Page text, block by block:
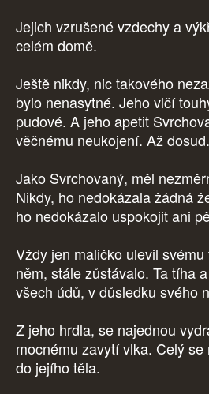
Jejich vzrušené vzdechy a
celém domě.
Ještě nikdy, nic takového
bylo nenasytné. Jeho vlčí
pudové. A jeho apetit
věčnému neukojení. Až dosud.
Jako Svrchovaný, měl
Nikdy, ho nedokázala žádná
ho nedokázalo uspokojit ani
Vždy jen maličko ulevil
něm, stále zůstávalo. Ta tíha
všech údů, v důsledku svého
Z jeho hrdla, se najednou
mocnému zavytí vlka. Celý
do jejího těla.